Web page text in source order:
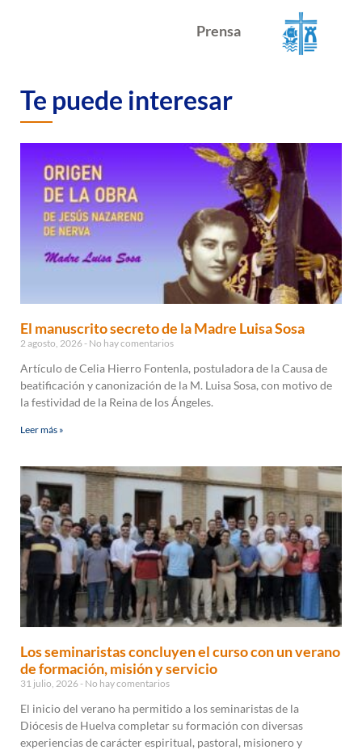
Prensa
Te puede interesar
El manuscrito secreto de la Madre Luisa Sosa
2 agosto, 2026 No hay comentarios
Artículo de Celia Hierro Fontenla, postuladora de la Causa de
beatificación y canonización de la M. Luisa Sosa, con motivo de
la festividad de la Reina de los Ángeles.
Leer más »
Los seminaristas concluyen el curso con un verano
de formación, misión y servicio
31 julio, 2026 No hay comentarios
El inicio del verano ha permitido a los seminaristas de la
Diócesis de Huelva completar su formación con diversas
experiencias de carácter espiritual, pastoral, misionero y